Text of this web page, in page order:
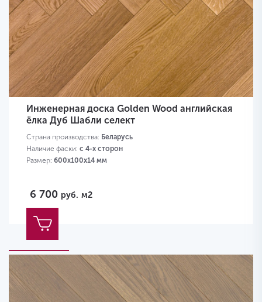
Инженерная доска Golden Wood английская
ёлка Дуб Шабли селект
Страна производства: Беларусь
Наличие фаски: с 4-х сторон
Размер: 600х100х14 мм
6 700 руб. м2